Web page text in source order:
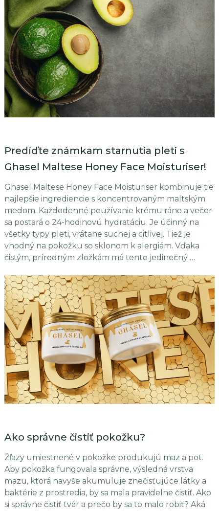
Predíďte známkam starnutia pleti s
Ghasel Maltese Honey Face Moisturiser!
Ghasel Maltese Honey Face Moisturiser kombinuje tie
najlepšie ingrediencie s koncentrovaným maltským
medom. Každodenné používanie krému ráno a večer
sa postará o 24-hodinovú hydratáciu. Je účinný na
všetky typy pleti, vrátane suchej a citlivej. Tiež je
vhodný na pokožku so sklonom k alergiám. Vďaka
čistým, prírodným zložkám má tento jedinečný …
Ako správne čistiť pokožku?
Žľazy umiestnené v pokožke produkujú maz a pot.
Aby pokožka fungovala správne, výsledná vrstva
mazu, ktorá navyše akumuluje znečisťujúce látky a
baktérie z prostredia, by sa mala pravidelne čistiť. Ako
si správne čistiť tvár a prečo by sa to malo robiť? Aká